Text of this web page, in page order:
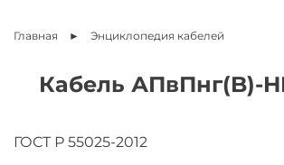
Главная Энциклопедия кабелей
Кабель АПвПнг(B)-
ГОСТ Р 55025-2012